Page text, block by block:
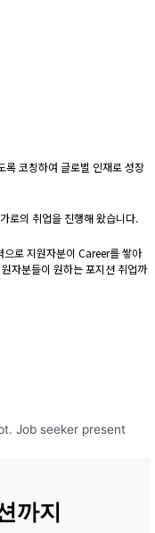
코칭하여 글로벌 인재로 성장
로의 취업을 진행해 왔습니다.
으로 지원자분이 Career를 쌓아
자분들이 원하는 포지션 취업까
까지